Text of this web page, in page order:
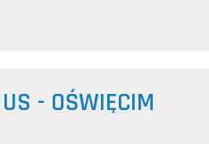
- OŚWIĘCIM